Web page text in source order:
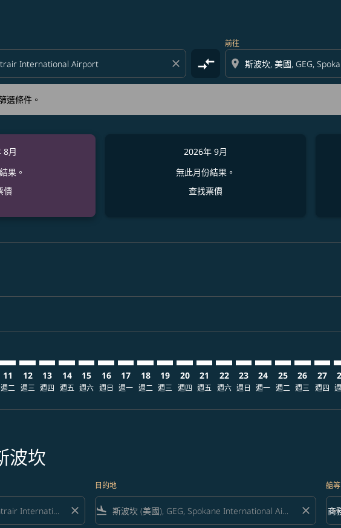
close compare_arrows
前往
location_on
選條件。
8月
果。
價
2026年 9月
無此月份結果。
查找票價
11
週二
12
週三
13
週四
14
週五
15
週六
16
週日
17
週一
18
週二
19
週三
20
週四
NGO–GEG: cmp-view-offers-
21
週五
NGO–GEG: cmp-view-
22
週六
NGO–GEG: cmp-view-
23
週日
NGO–GEG: cmp-
24
週一
NGO–GEG:
25
週二
26
週三
27
週四
波坎
close
目的地
flight_land close
艙等
艙
商
keyboard_arrow_down